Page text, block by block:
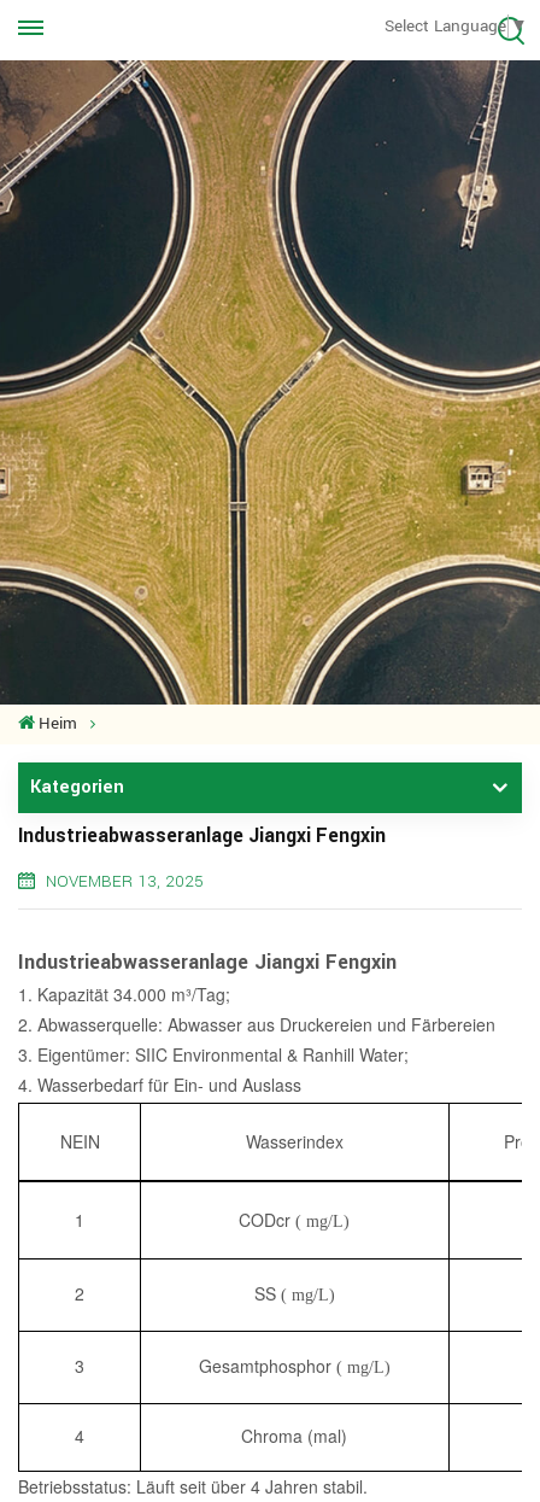
Select Language▼
Heim
Kategorien
Industrieabwasseranlage Jiangxi Fengxin
NOVEMBER 13, 2025
Industrieabwasseranlage Jiangxi Fengxin
1. Kapazität 34.000 m³/Tag;
2. Abwasserquelle: Abwasser aus Druckereien und Färbereien
3. Eigentümer: SIIC Environmental & Ranhill Water;
4. Wasserbedarf für Ein- und Auslass
NEIN Wasserindex
1 CODcr(mg/L)
2 SS ( mg/L)
3 Gesamtphosphor ( mg/L)
4 Chroma (mal)
Betriebsstatus: Läuft seit über 4 Jahren stabil.